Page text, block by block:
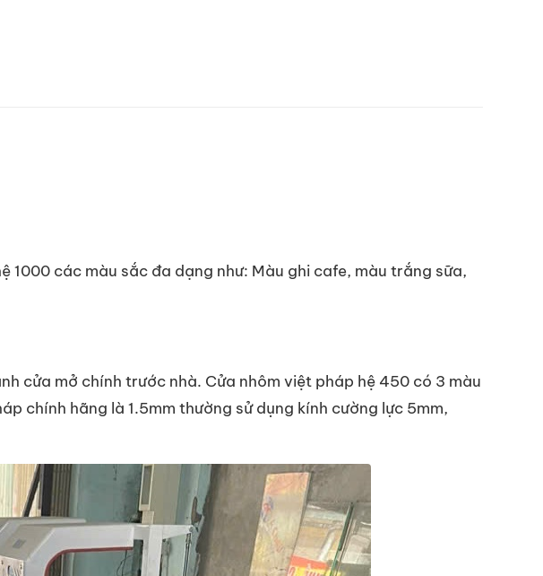
1000 các màu sắc đa dạng như: Màu ghi cafe, màu trắng sữa,
cửa mở chính trước nhà. Cửa nhôm việt pháp hệ 450 có 3 màu
chính hãng là 1.5mm thường sử dụng kính cường lực 5mm,